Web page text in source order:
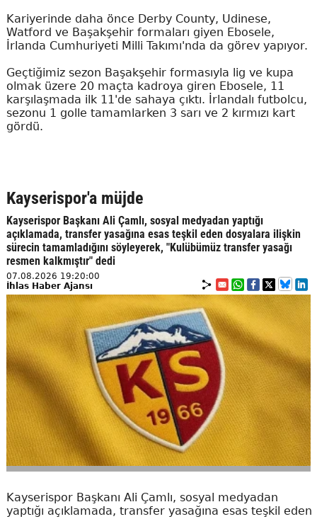
Kariyerinde daha önce Derby County, Udinese,
Watford ve Başakşehir formaları giyen Ebosele,
İrlanda Cumhuriyeti Milli Takımı'nda da görev yapıyor.
Geçtiğimiz sezon Başakşehir formasıyla lig ve kupa
olmak üzere 20 maçta kadroya giren Ebosele, 11
karşılaşmada ilk 11'de sahaya çıktı. İrlandalı futbolcu,
sezonu 1 golle tamamlarken 3 sarı ve 2 kırmızı kart
gördü.
Kayserispor'a müjde
Kayserispor Başkanı Ali Çamlı, sosyal medyadan yaptığı
açıklamada, transfer yasağına esas teşkil eden dosyalara ilişkin
sürecin tamamladığını söyleyerek, "Kulübümüz transfer yasağı
resmen kalkmıştır" dedi
07.08.2026 19:20:00
İhlas Haber Ajansı
Kayserispor Başkanı Ali Çamlı, sosyal medyadan
yaptığı açıklamada, transfer yasağına esas teşkil eden